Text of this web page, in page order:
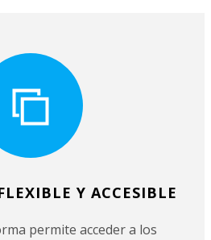
Y ACCESIBLE
permite acceder a los